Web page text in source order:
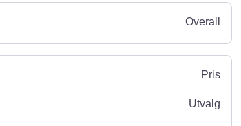
Overall
Pris
Utvalg